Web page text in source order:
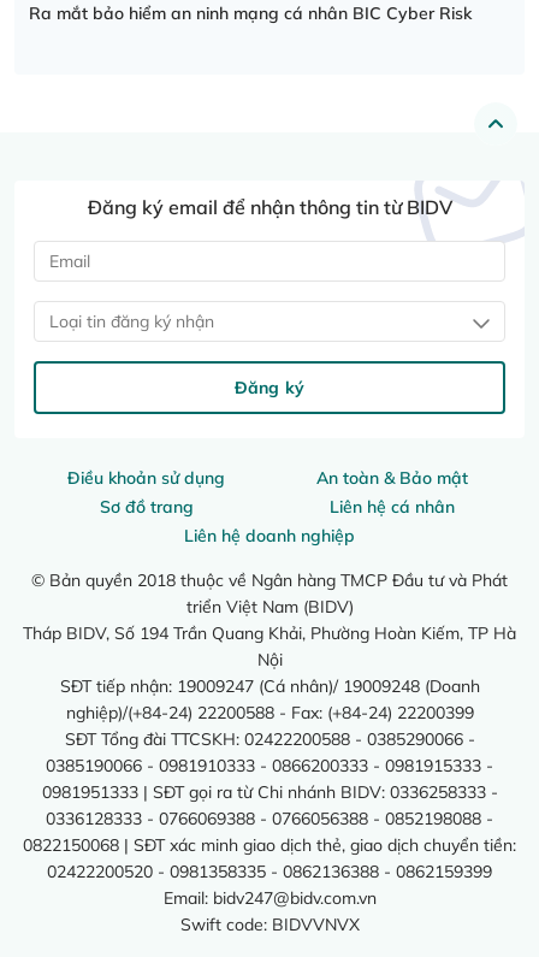
Ra mắt bảo hiểm an ninh mạng cá nhân BIC Cyber Risk
Điều khoản sử dụng
An toàn & Bảo mật
Sơ đồ trang
Liên hệ cá nhân
Liên hệ doanh nghiệp
© Bản quyền 2018 thuộc về Ngân hàng TMCP Đầu tư và Phát
triển Việt Nam (BIDV)
Tháp BIDV, Số 194 Trần Quang Khải, Phường Hoàn Kiếm, TP Hà
Nội
SĐT tiếp nhận: 19009247 (Cá nhân)/ 19009248 (Doanh
nghiệp)/(+84-24) 22200588 - Fax: (+84-24) 22200399
SĐT Tổng đài TTCSKH: 02422200588 - 0385290066 -
0385190066 - 0981910333 - 0866200333 - 0981915333 -
0981951333 | SĐT gọi ra từ Chi nhánh BIDV: 0336258333 -
0336128333 - 0766069388 - 0766056388 - 0852198088 -
0822150068 | SĐT xác minh giao dịch thẻ, giao dịch chuyển tiền:
02422200520 - 0981358335 - 0862136388 - 0862159399
Email: bidv247@bidv.com.vn
Swift code: BIDVVNVX
Đăng ký email để nhận thông tin từ BIDV
Loại tin đăng ký nhận
Đăng ký